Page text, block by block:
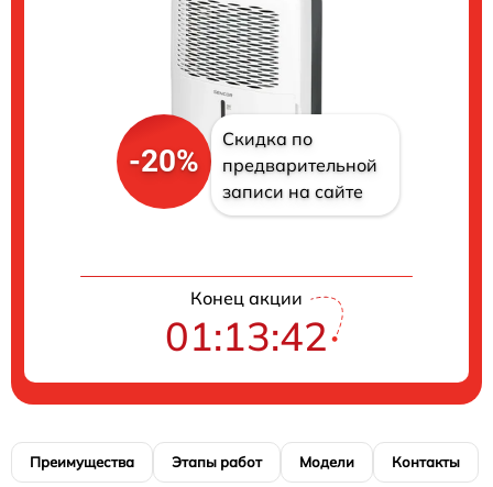
-20%
Скидка по
предварительной
записи на сайте
Конец акции
01:13:42
Преимущества Этапы работ Модели Контакты